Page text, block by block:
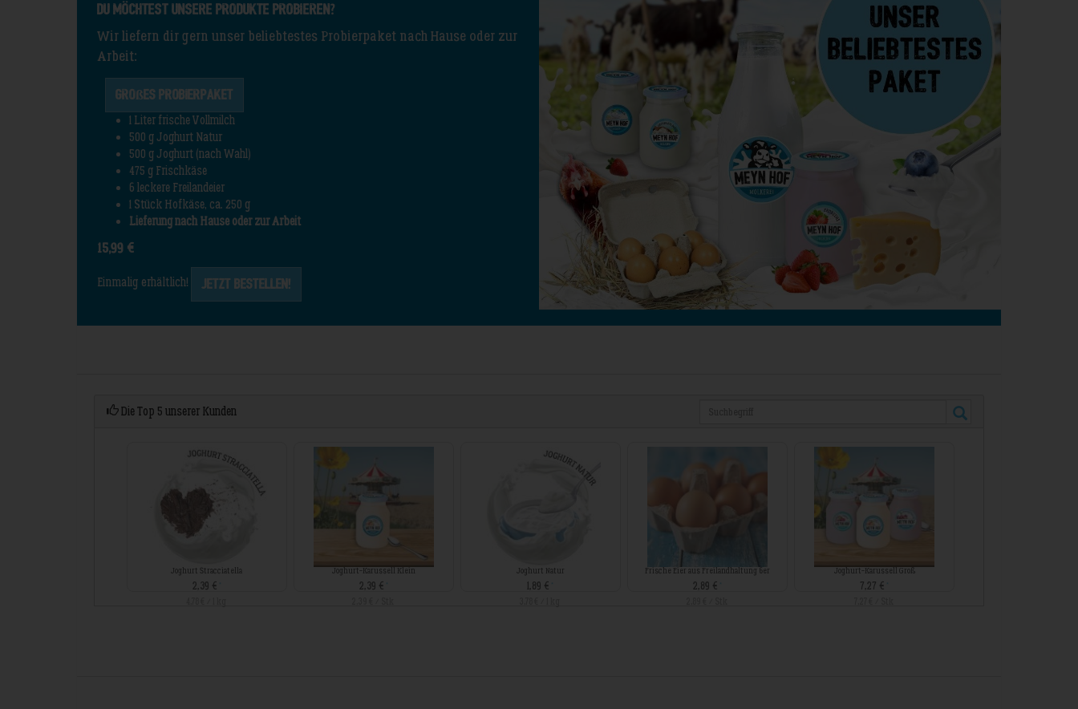
Du möchtest unsere Produkte probieren?
Wir liefern dir gern unser beliebtestes Probierpaket nach Hause oder zur
Arbeit:
Großes Probierpaket
1 Liter frische Vollmilch
500 g Joghurt Natur
500 g Joghurt (nach Wahl)
475 g Frischkäse
6 leckere Freilandeier
1 Stück Hofkäse, ca. 250 g
Lieferung nach Hause oder zur Arbeit
15,99 €
Einmalig erhältlich! Jetzt Bestellen!
Die Top 5 unserer Kunden
Joghurt Stracciatella
2,39 € *
Joghurt-Karussell Klein
2,39 € *
Joghurt Natur
1,89 € *
Frische Eier aus Freilandhaltung 6er
2,89 € *
Joghurt-Karussell Groß
7,27 € *